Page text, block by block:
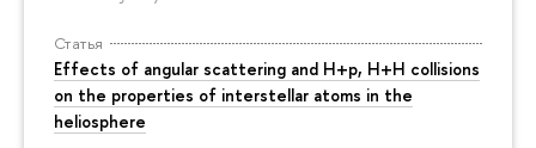
Статья
Effects of angular scattering and H+p, H+H collisions
on the properties of interstellar atoms in the
heliosphere